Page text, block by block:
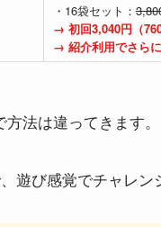
・16袋セット：
→ 初回3,040円（760
→ 紹介利用でさら
法は違ってきます。
遊び感覚でチャレン